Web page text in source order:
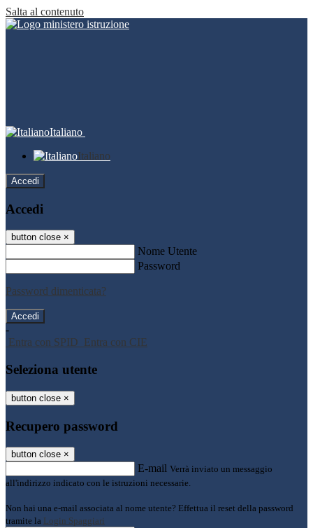
Salta al contenuto
Italiano
Italiano
Accedi
Accedi
button close ×
Nome Utente
Password
Password dimenticata?
-
Entra con SPID Entra con CIE
Seleziona utente
button close ×
Recupero password
button close ×
E-mail Verrà inviato un messaggio
all'indirizzo indicato con le istruzioni necessarie.
Non hai una e-mail associata al nome utente? Effettua il reset della password
tramite la Login Spaggiari